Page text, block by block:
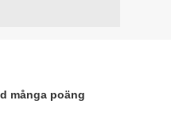
många poäng